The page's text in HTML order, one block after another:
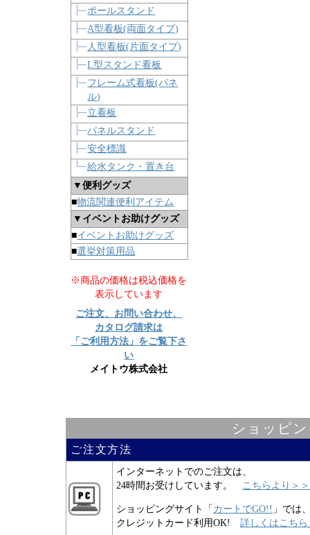
ポールスタンド
A型看板(両面タイプ)
人型看板(片面タイプ)
L型スタンド看板
フレーム式看板(パネ
ル)
立看板
パネルスタンド
安全標識
給水タンク・置き台
▼便利グッズ
■物流関連便利アイテム
▼イベントお助けグッズ
■イベントお助けグッズ
■選挙対策用品
※商品の価格は税込価格を
表示しています
ご注文、お問い合わせ、
カタログ請求は
「ご利用方法」をご覧下さ
い
メイトウ株式会社
ショッピ
ご注文方法
インターネットでのご注文は、
24時間お受けしています。 こちらより＞＞
ショッピングサイト「 カートでGO!! 」では
クレジットカード利用OK! 詳しくはこちら